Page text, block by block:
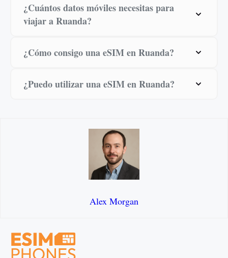
¿Cuántos datos móviles necesitas para
viajar a Ruanda?
¿Cómo consigo una eSIM en Ruanda?
¿Puedo utilizar una eSIM en Ruanda?
Alex Morgan